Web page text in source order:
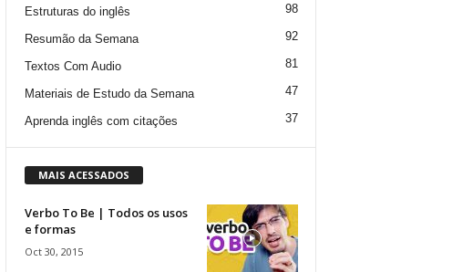
Estruturas do inglês 98
Resumão da Semana 92
Textos Com Audio 81
Materiais de Estudo da Semana 47
Aprenda inglês com citações 37
MAIS ACESSADOS
Verbo To Be | Todos os usos
e formas
Oct 30, 2015